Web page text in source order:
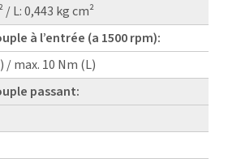
/ L: 0,443 kg cm²
à l’entrée (a 1500 rpm):
/ max. 10 Nm (L)
passant: